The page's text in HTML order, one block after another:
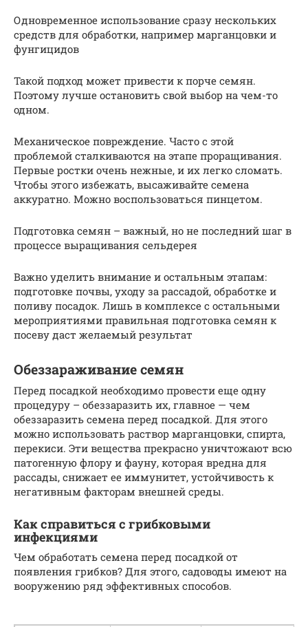
Одновременное использование сразу нескольких
средств для обработки, например марганцовки и
фунгицидов
Такой подход может привести к порче семян.
Поэтому лучше остановить свой выбор на чем-то
одном.
Механическое повреждение. Часто с этой
проблемой сталкиваются на этапе проращивания.
Первые ростки очень нежные, и их легко сломать.
Чтобы этого избежать, высаживайте семена
аккуратно. Можно воспользоваться пинцетом.
Подготовка семян – важный, но не последний шаг в
процессе выращивания сельдерея
Важно уделить внимание и остальным этапам:
подготовке почвы, уходу за рассадой, обработке и
поливу посадок. Лишь в комплексе с остальными
мероприятиями правильная подготовка семян к
посеву даст желаемый результат
Обеззараживание семян
Перед посадкой необходимо провести еще одну
процедуру – обеззаразить их, главное — чем
обеззаразить семена перед посадкой. Для этого
можно использовать раствор марганцовки, спирта,
перекиси. Эти вещества прекрасно уничтожают всю
патогенную флору и фауну, которая вредна для
рассады, снижает ее иммунитет, устойчивость к
негативным факторам внешней среды.
Как справиться с грибковыми
инфекциями
Чем обработать семена перед посадкой от
появления грибков? Для этого, садоводы имеют на
вооружению ряд эффективных способов.